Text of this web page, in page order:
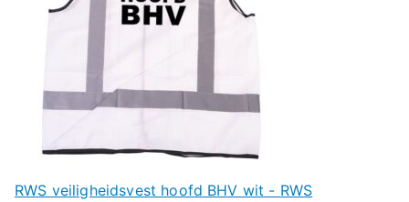
RWS veiligheidsvest hoofd BHV wit - RWS